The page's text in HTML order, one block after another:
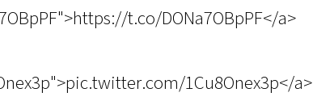
t.co/DONa7OBpPF</a>
1Cu8Onex3p</a>